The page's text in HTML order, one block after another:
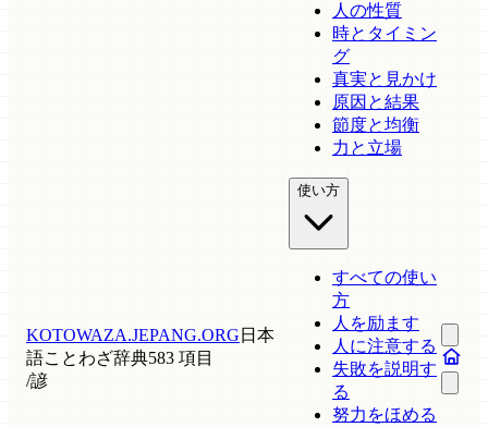
KOTOWAZA.JEPANG.ORG 日本
語ことわざ辞典583 項目
/諺
人の性質
時とタイミン
グ
真実と見かけ
原因と結果
節度と均衡
力と立場
使い方
すべての使い
方
人を励ます
人に注意する
失敗を説明す
る
努力をほめる